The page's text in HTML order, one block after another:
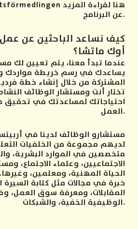
عن البرنامج.
كيف نساعد الباحثين عن
أوك ماتشا؟
عندما تبدأ معنا، يتم تعيين لك
يساعدك في رسم خريطة مواردك
المشتركة من خلال إنشاء خطة
تختار أنت ومستشار الوظائف
احتياجاتك لمساعدتك في
العمل.
مستشارو الوظائف لدينا في
لديهم مجموعة من الخلفيات
متخصصين في الموارد البشرية،
الاجتماعيين، وعلماء الاجتماع،
الحياة المهنية، ومعلمين،
خبرة في مجالات مثل كتابة السيرة
المقابلات، ومعرفة سوق العمل،
الوظيفية الخفية، والشبكات.